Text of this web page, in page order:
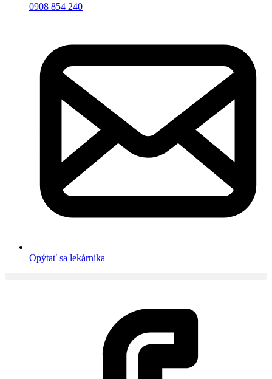
0908 854 240
Opýtať sa lekárnika